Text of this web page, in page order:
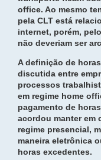
office. Ao mesmo
pela CLT está
internet, porém,
não deveriam ser
A definição de
discutida entre
processos
em regime home
pagamento de
acordou manter em
regime presencial,
maneira eletrônica
horas excedentes.